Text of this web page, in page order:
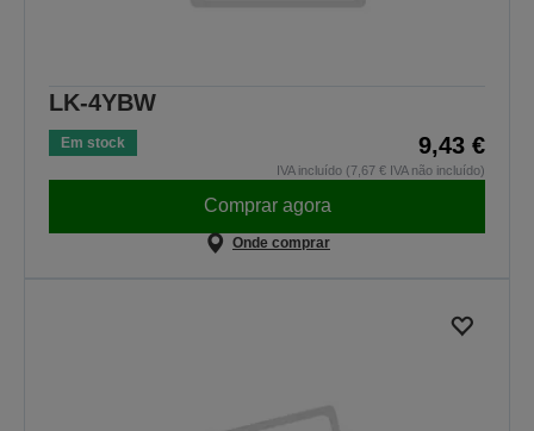
LK-4YBW
Em stock 9,43 €
IVA incluído (7,67 € IVA não incluído)
Comprar agora
Onde comprar